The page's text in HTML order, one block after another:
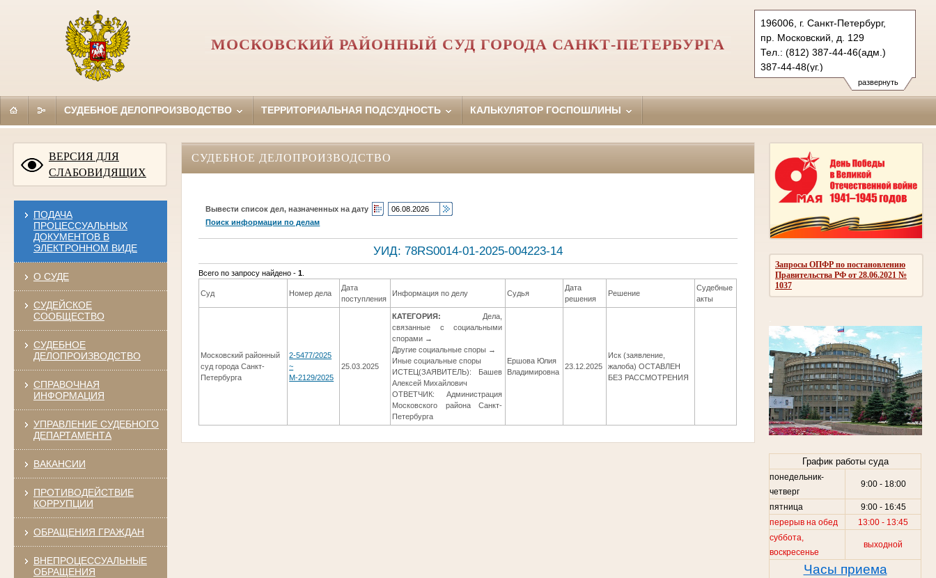
развернуть
196006, г. Санкт-Петербург,
пр. Московский, д. 129
Тел.: (812) 387-44-46(адм.)
387-44-48(уг.)
388-70-39(гр)
msk.spb@sudrf.ru
МОСКОВСКИЙ РАЙОННЫЙ СУД ГОРОДА САНКТ-ПЕТЕРБУРГА
СУДЕБНОЕ ДЕЛОПРОИЗВОДСТВО ТЕРРИТОРИАЛЬНАЯ ПОДСУДНОСТЬ КАЛЬКУЛЯТОР ГОСПОШЛИНЫ
ВЕРСИЯ ДЛЯ
СЛАБОВИДЯЩИХ
ПОДАЧА
ПРОЦЕССУАЛЬНЫХ
ДОКУМЕНТОВ В
ЭЛЕКТРОННОМ ВИДЕ
О СУДЕ
СУДЕЙСКОЕ
СООБЩЕСТВО
СУДЕБНОЕ
ДЕЛОПРОИЗВОДСТВО
СПРАВОЧНАЯ
ИНФОРМАЦИЯ
УПРАВЛЕНИЕ СУДЕБНОГО
ДЕПАРТАМЕНТА
ВАКАНСИИ
ПРОТИВОДЕЙСТВИЕ
КОРРУПЦИИ
ОБРАЩЕНИЯ ГРАЖДАН
ВНЕПРОЦЕССУАЛЬНЫЕ
ОБРАЩЕНИЯ
Запросы ОПФР по постановлению
Правительства РФ от 28.06.2021 №
1037
График работы суда
понедельник-
четверг
9:00 - 18:00
пятница
9:00 - 16:45
перерыв на обед
13:00 - 13:45
суббота,
воскресенье
выходной
Часы приема
СУДЕБНОЕ ДЕЛОПРОИЗВОДСТВО
Вывести список дел, назначенных на дату
Поиск информации по делам
УИД: 78RS0014-01-2025-004223-14
Всего по запросу найдено -1
Суд Номер дела
Дата
поступления
Информация по делу Судья
Дата
решения
Решение
Судебные
акты
Московский районный
суд города Санкт-
Петербурга
2-5477/2025
~
М-2129/2025
25.03.2025
КАТЕГОРИЯ: Дела,
связанные с социальными
спорами →
Другие социальные споры →
Иные социальные споры
ИСТЕЦ(ЗАЯВИТЕЛЬ): Башев
Алексей Михайлович
ОТВЕТЧИК: Администрация
Московского района Санкт-
Петербурга
Ершова Юлия
Владимировна
23.12.2025
Иск (заявление,
жалоба) ОСТАВЛЕН
БЕЗ РАССМОТРЕНИЯ